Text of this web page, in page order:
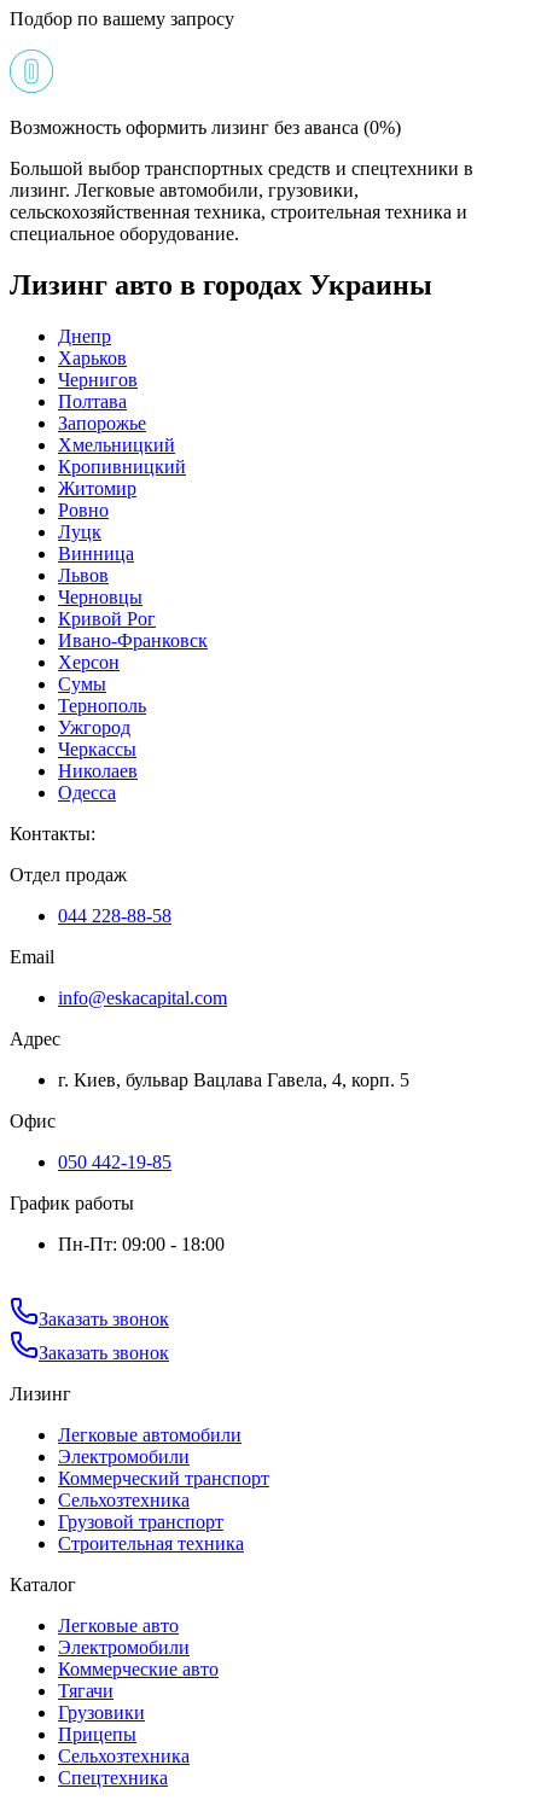
Подбор по вашему запросу
Возможность оформить лизинг без аванса (0%)
Большой выбор транспортных средств и спецтехники в
лизинг. Легковые автомобили, грузовики,
сельскохозяйственная техника, строительная техника и
специальное оборудование.
Лизинг авто в городах Украины
Днепр
Харьков
Чернигов
Полтава
Запорожье
Хмельницкий
Кропивницкий
Житомир
Ровно
Луцк
Винница
Львов
Черновцы
Кривой Рог
Ивано-Франковск
Херсон
Сумы
Тернополь
Ужгород
Черкассы
Николаев
Одесса
Контакты:
Отдел продаж
044 228-88-58
Email
info@eskacapital.com
Адрес
г. Киев, бульвар Вацлава Гавела, 4, корп. 5
Офис
050 442-19-85
График работы
Пн-Пт: 09:00 - 18:00
Заказать звонок
Заказать звонок
Лизинг
Легковые автомобили
Электромобили
Коммерческий транспорт
Сельхозтехника
Грузовой транспорт
Строительная техника
Каталог
Легковые авто
Электромобили
Коммерческие авто
Тягачи
Грузовики
Прицепы
Сельхозтехника
Спецтехника